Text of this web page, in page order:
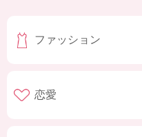
ファッション
恋愛